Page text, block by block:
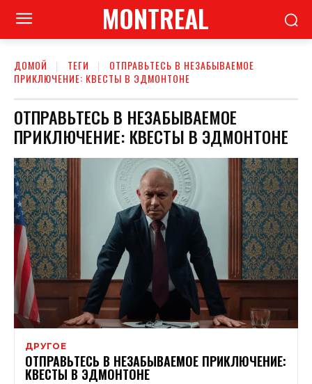
MONTREAL
ДОМОЙ ТЕГИ
ОТПРАВЬТЕСЬ В НЕЗАБЫВАЕМОЕ
ПРИКЛЮЧЕНИЕ: КВЕСТЫ В ЭДМОНТОНЕ
ОТПРАВЬТЕСЬ В НЕЗАБЫВАЕМОЕ
ПРИКЛЮЧЕНИЕ: КВЕСТЫ В ЭДМОНТОНЕ
ДРУГОЕ
ОТПРАВЬТЕСЬ В НЕЗАБЫВАЕМОЕ ПРИКЛЮЧЕНИЕ:
КВЕСТЫ В ЭДМОНТОНЕ